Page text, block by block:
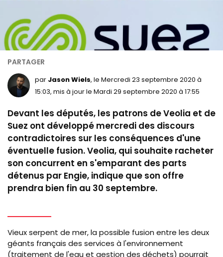
par Jason Wiels, le Mercredi 23 septembre 2020 à
15:03, mis à jour le Mardi 29 septembre 2020 à 17:55
Devant les députés, les patrons de Veolia et de
Suez ont développé mercredi des discours
contradictoires sur les conséquences d'une
éventuelle fusion. Veolia, qui souhaite racheter
son concurrent en s'emparant des parts
détenus par Engie, indique que son offre
prendra bien fin au 30 septembre.
Vieux serpent de mer, la possible fusion entre les deux
géants français des services à l'environnement
(traitement de l'eau et gestion des déchets) pourrait